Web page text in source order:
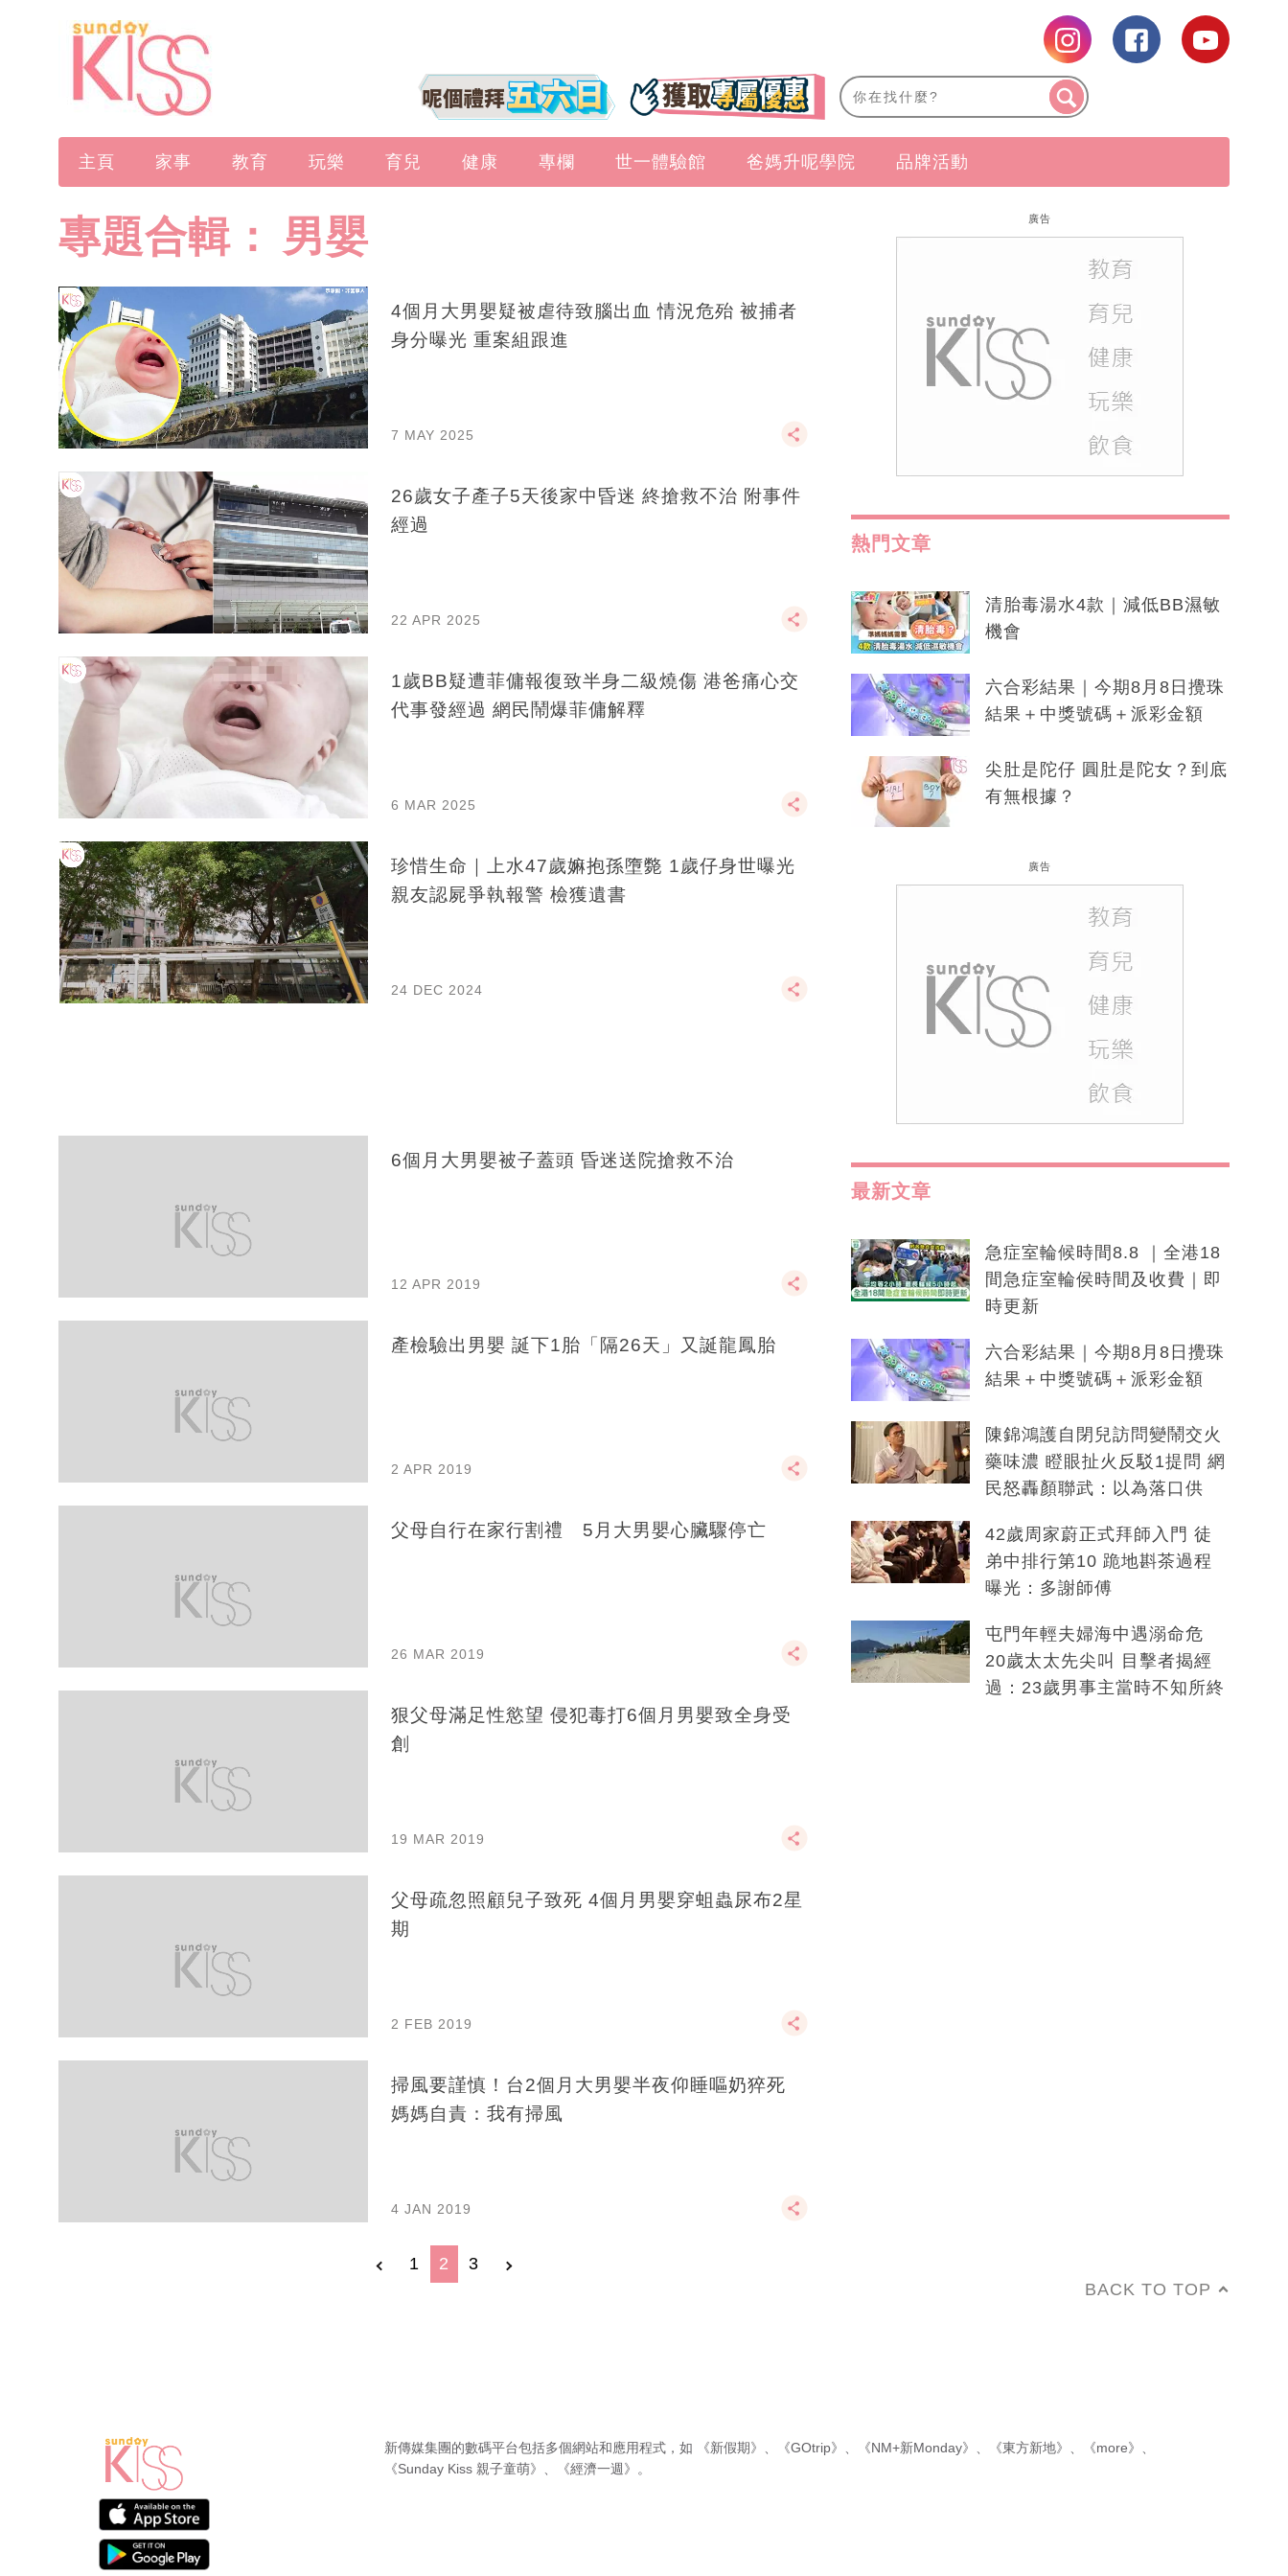
主頁 家事 教育 玩樂 育兒 健康 專欄 世一體驗館 爸媽升呢學院 品牌活動
專題合輯： 男嬰
4個月大男嬰疑被虐待致腦出血 情況危殆 被捕者
身分曝光 重案組跟進
7 MAY 2025
26歲女子產子5天後家中昏迷 終搶救不治 附事件
經過
22 APR 2025
1歲BB疑遭菲傭報復致半身二級燒傷 港爸痛心交
代事發經過 網民鬧爆菲傭解釋
6 MAR 2025
珍惜生命｜上水47歲嫲抱孫墮斃 1歲仔身世曝光
親友認屍爭執報警 檢獲遺書
24 DEC 2024
6個月大男嬰被子蓋頭 昏迷送院搶救不治
12 APR 2019
產檢驗出男嬰 誕下1胎「隔26天」又誕龍鳳胎
2 APR 2019
父母自行在家行割禮 5月大男嬰心臟驟停亡
26 MAR 2019
狠父母滿足性慾望 侵犯毒打6個月男嬰致全身受
創
19 MAR 2019
父母疏忽照顧兒子致死 4個月男嬰穿蛆蟲尿布2星
期
2 FEB 2019
掃風要謹慎！台2個月大男嬰半夜仰睡嘔奶猝死
媽媽自責：我有掃風
4 JAN 2019
1 2 3
廣告
熱門文章
清胎毒湯水4款｜減低BB濕敏
機會
六合彩結果｜今期8月8日攪珠
結果＋中獎號碼＋派彩金額
尖肚是陀仔 圓肚是陀女？到底
有無根據？
廣告
最新文章
急症室輪候時間8.8 ｜全港18
間急症室輪侯時間及收費｜即
時更新
六合彩結果｜今期8月8日攪珠
結果＋中獎號碼＋派彩金額
陳錦鴻護自閉兒訪問變鬧交火
藥味濃 瞪眼扯火反駁1提問 網
民怒轟顏聯武：以為落口供
42歲周家蔚正式拜師入門 徒
弟中排行第10 跪地斟茶過程
曝光：多謝師傅
屯門年輕夫婦海中遇溺命危
20歲太太先尖叫 目擊者揭經
過：23歲男事主當時不知所終
BACK TO TOP
新傳媒集團的數碼平台包括多個網站和應用程式，如 《新假期》 《GOtrip》 《NM+新Monday》 《東方新地》 《more》
《Sunday Kiss 親子童萌》
《經濟一週》 。